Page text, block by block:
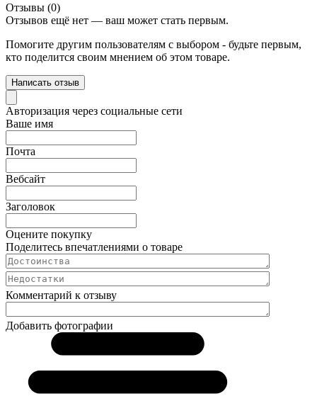
Отзывы (0)
Отзывов ещё нет — ваш может стать первым.
Помогите другим пользователям с выбором - будьте первым,
кто поделится своим мнением об этом товаре.
Написать отзыв
Авторизация через социальные сети
Ваше имя
Почта
Вебсайт
Заголовок
Оцените покупку
Поделитесь впечатлениями о товаре
Комментарий к отзыву
Добавить фотографии